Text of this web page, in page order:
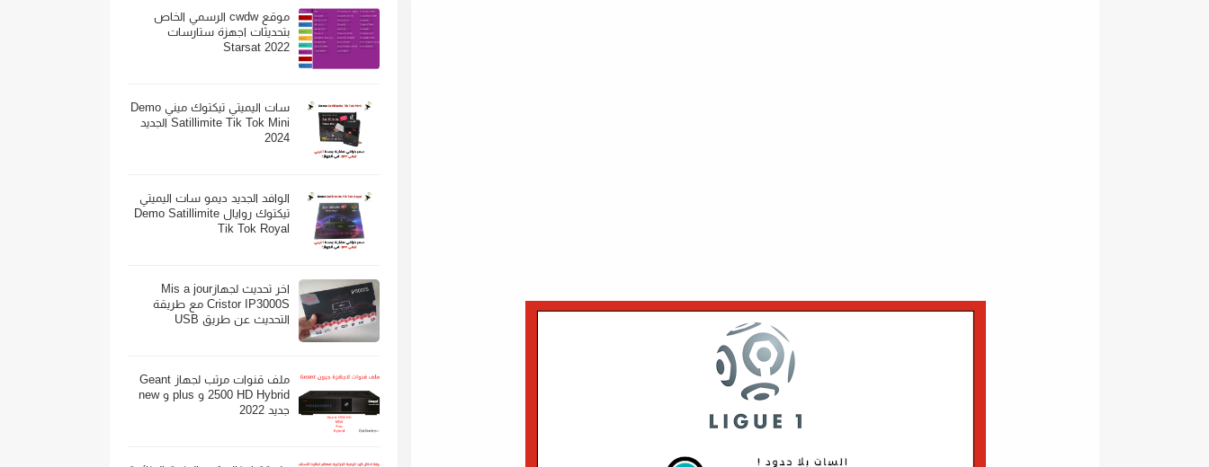
موقع cwdw الرسمي الخاص
بتحديثات اجهزة ستارسات
Starsat 2022
سات اليميتي تيكتوك ميني Demo
Satillimite Tik Tok Mini الجديد
2024
الوافد الجديد ديمو سات اليميتي
تيكتوك روايال Demo Satillimite
Tik Tok Royal
اخر تحديث لجهازMis a jour
Cristor IP3000S مع طريقة
التحديث عن طريق USB
ملف قنوات مرتب لجهاز Geant
2500 HD Hybrid و plus و new
جديد 2022